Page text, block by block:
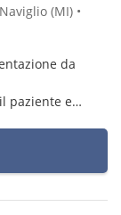
(MI) •
da
paziente e